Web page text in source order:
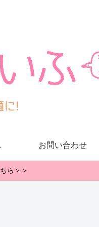
お問い合わせ
ら＞＞